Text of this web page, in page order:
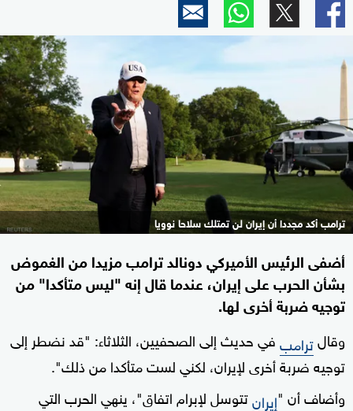
ترامب أكد مجددا أن إيران لن تمتلك سلاحا نوويا
أضفى الرئيس الأميركي دونالد ترامب مزيدا من الغموض
بشأن الحرب على إيران، عندما قال إنه "ليس متأكدا" من
توجيه ضربة أخرى لها.
وقالترامبفي حديث إلى الصحفيين، الثلاثاء: "قد نضطر إلى
توجيه ضربة أخرى لإيران، لكني لست متأكدا من ذلك".
وأضاف أن "إيرانتتوسل لإبرام اتفاق"، ينهي الحرب التي